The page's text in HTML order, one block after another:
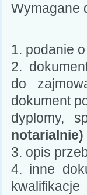
Wymagane
1. podanie
2.
do
dokument
dyplomy,
notarialnie)
3. opis
4. inne